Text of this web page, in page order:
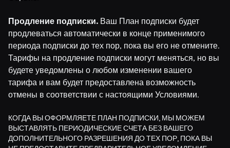
Продление подписки. Ваш План подписки будет
продлеваться автоматически в конце применимого
периода подписки до тех пор, пока вы его не отмените.
Тарифы на продление подписки могут меняться, но вы
будете уведомлены о любом изменении вашего
тарифа и вам будет предоставлена возможность
отмены в соответствии с настоящими Условиями.
КОГДА ВЫ ОФОРМЛЯЕТЕ ПЛАН ПОДПИСКИ, МЫ МОЖЕМ
ВЫСТАВЛЯТЬ ПЕРИОДИЧЕСКИЕ СЧЕТА БЕЗ ВАШЕГО
ДОПОЛНИТЕЛЬНОГО РАЗРЕШЕНИЯ ДО ТЕХ ПОР, ПОКА ВЫ